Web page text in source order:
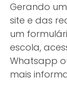
Gerando
site e das
um
escola,
Whatsapp
mais